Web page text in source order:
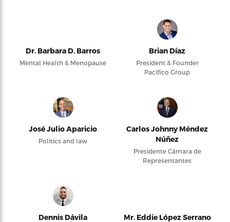
Dr. Barbara D. Barros
Mental Health & Menopause
Brian Díaz
President & Founder
Pacifico Group
José Julio Aparicio
Politics and law
Carlos Johnny Méndez
Núñez
Presidente Cámara de
Representantes
Dennis Dávila Mr. Eddie López Serrano